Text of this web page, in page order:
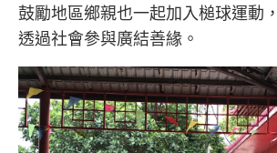
鼓勵地區鄉親也一起加入槌球運動
透過社會參與廣結善緣。